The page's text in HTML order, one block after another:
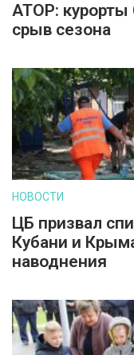
АТОР:
срыв сезона
НОВОСТИ
ЦБ призвал
Кубани и
наводнения